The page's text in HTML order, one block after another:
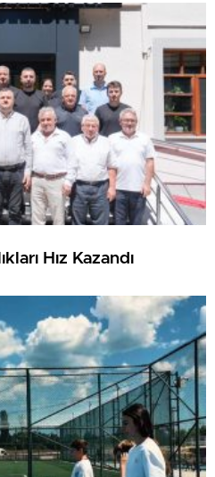
Hız Kazandı